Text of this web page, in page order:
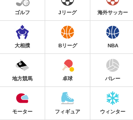
ゴルフ Jリーグ 海外サッカー
大相撲 Bリーグ NBA
地方競馬 卓球 バレー
モーター フィギュア ウィンター